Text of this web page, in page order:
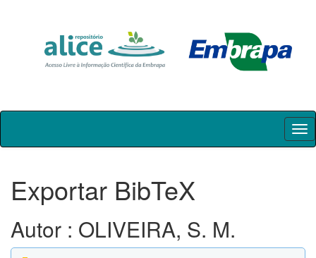
Skip
Exportar BibTeX
Autor : OLIVEIRA, S. M.